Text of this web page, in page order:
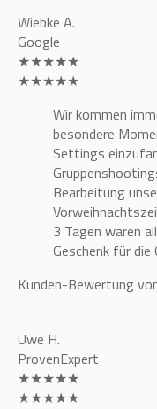
Wiebke A.
Google
★★★★★
★★★★★
Wir kommen
besondere
Settings
Bearbeitung
3 Tagen waren
Geschenk für
Kunden-Bewertung
Uwe H.
ProvenExpert
★★★★★
★★★★★